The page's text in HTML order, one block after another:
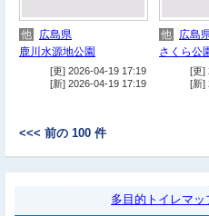
他
広島県
鹿川水源地公園
[更] 2026-04-19 17:19
[新] 2026-04-19 17:19
他
広島
さくら公
[更]
[新]
<<< 前の 100 件
多目的トイレマッ